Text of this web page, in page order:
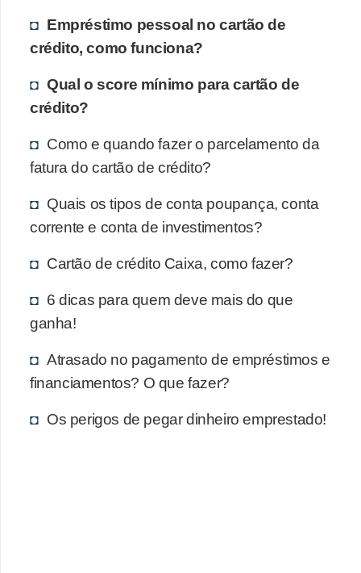
Empréstimo pessoal no cartão de
crédito, como funciona?
Qual o score mínimo para cartão de
crédito?
Como e quando fazer o parcelamento da
fatura do cartão de crédito?
Quais os tipos de conta poupança, conta
corrente e conta de investimentos?
Cartão de crédito Caixa, como fazer?
6 dicas para quem deve mais do que
ganha!
Atrasado no pagamento de empréstimos e
financiamentos? O que fazer?
Os perigos de pegar dinheiro emprestado!